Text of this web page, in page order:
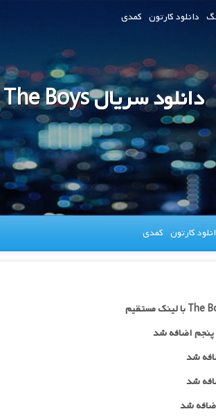
دانلود کارتون کمدی
دانلود سریال The Boys
کارتون کمدی
اضافه شد